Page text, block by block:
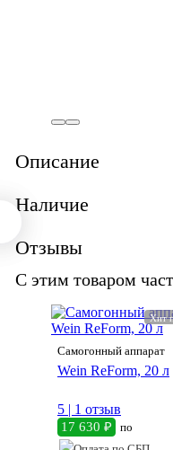
Описание
Наличие
Отзывы
С этим товаром
Хит
Самогонный аппарат
Wein ReForm, 20 л
5 | 1 отзыв
17 630 ₽ по